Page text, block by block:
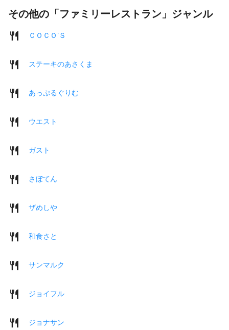
その他の「ファミリーレストラン」ジャンル
ＣＯＣＯ’Ｓ
ステーキのあさくま
あっぷるぐりむ
ウエスト
ガスト
さぼてん
ザめしや
和食さと
サンマルク
ジョイフル
ジョナサン